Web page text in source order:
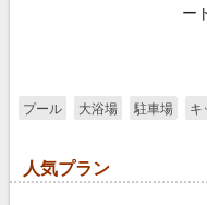
ー
プール 大浴場 駐車場 キ
人気プラン